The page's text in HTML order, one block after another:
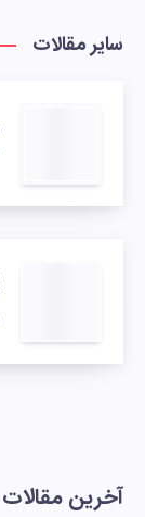
سایر مقالات
آخرین مقالات